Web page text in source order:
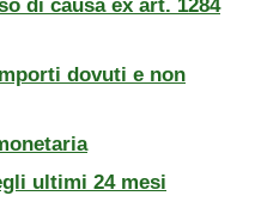
di causa ex art. 1284
dovuti e non
ultimi 24 mesi